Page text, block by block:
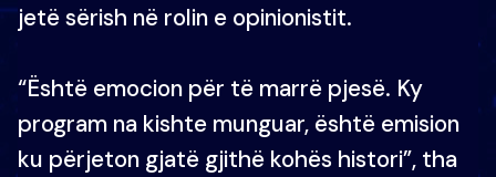
jetë sërish në rolin e opinionistit.
“Është emocion për të marrë pjesë. Ky
program na kishte munguar, është emision
ku përjeton gjatë gjithë kohës histori”, tha